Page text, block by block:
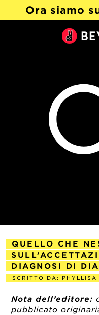
Ora siamo
@Beyond
QUELLO CHE
DIAGNOSI DI
SCRITTO DA: PHYLLISA
Nota dell’editore:
pubblicato